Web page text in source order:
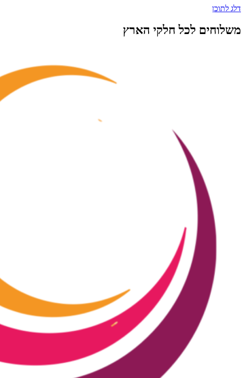
דלג לתוכן
משלוחים לכל חלקי הארץ